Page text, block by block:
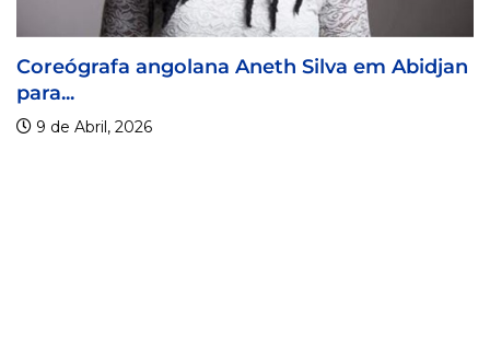
Visa For Music 2026 prorroga prazo de...